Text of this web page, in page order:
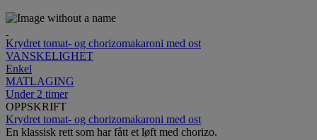
Krydret tomat- og chorizomakaroni med ost
VANSKELIGHET
Enkel
MATLAGING
Under 2 timer
OPPSKRIFT
Krydret tomat- og chorizomakaroni med ost
En klassisk rett som har fått et løft med chorizo.